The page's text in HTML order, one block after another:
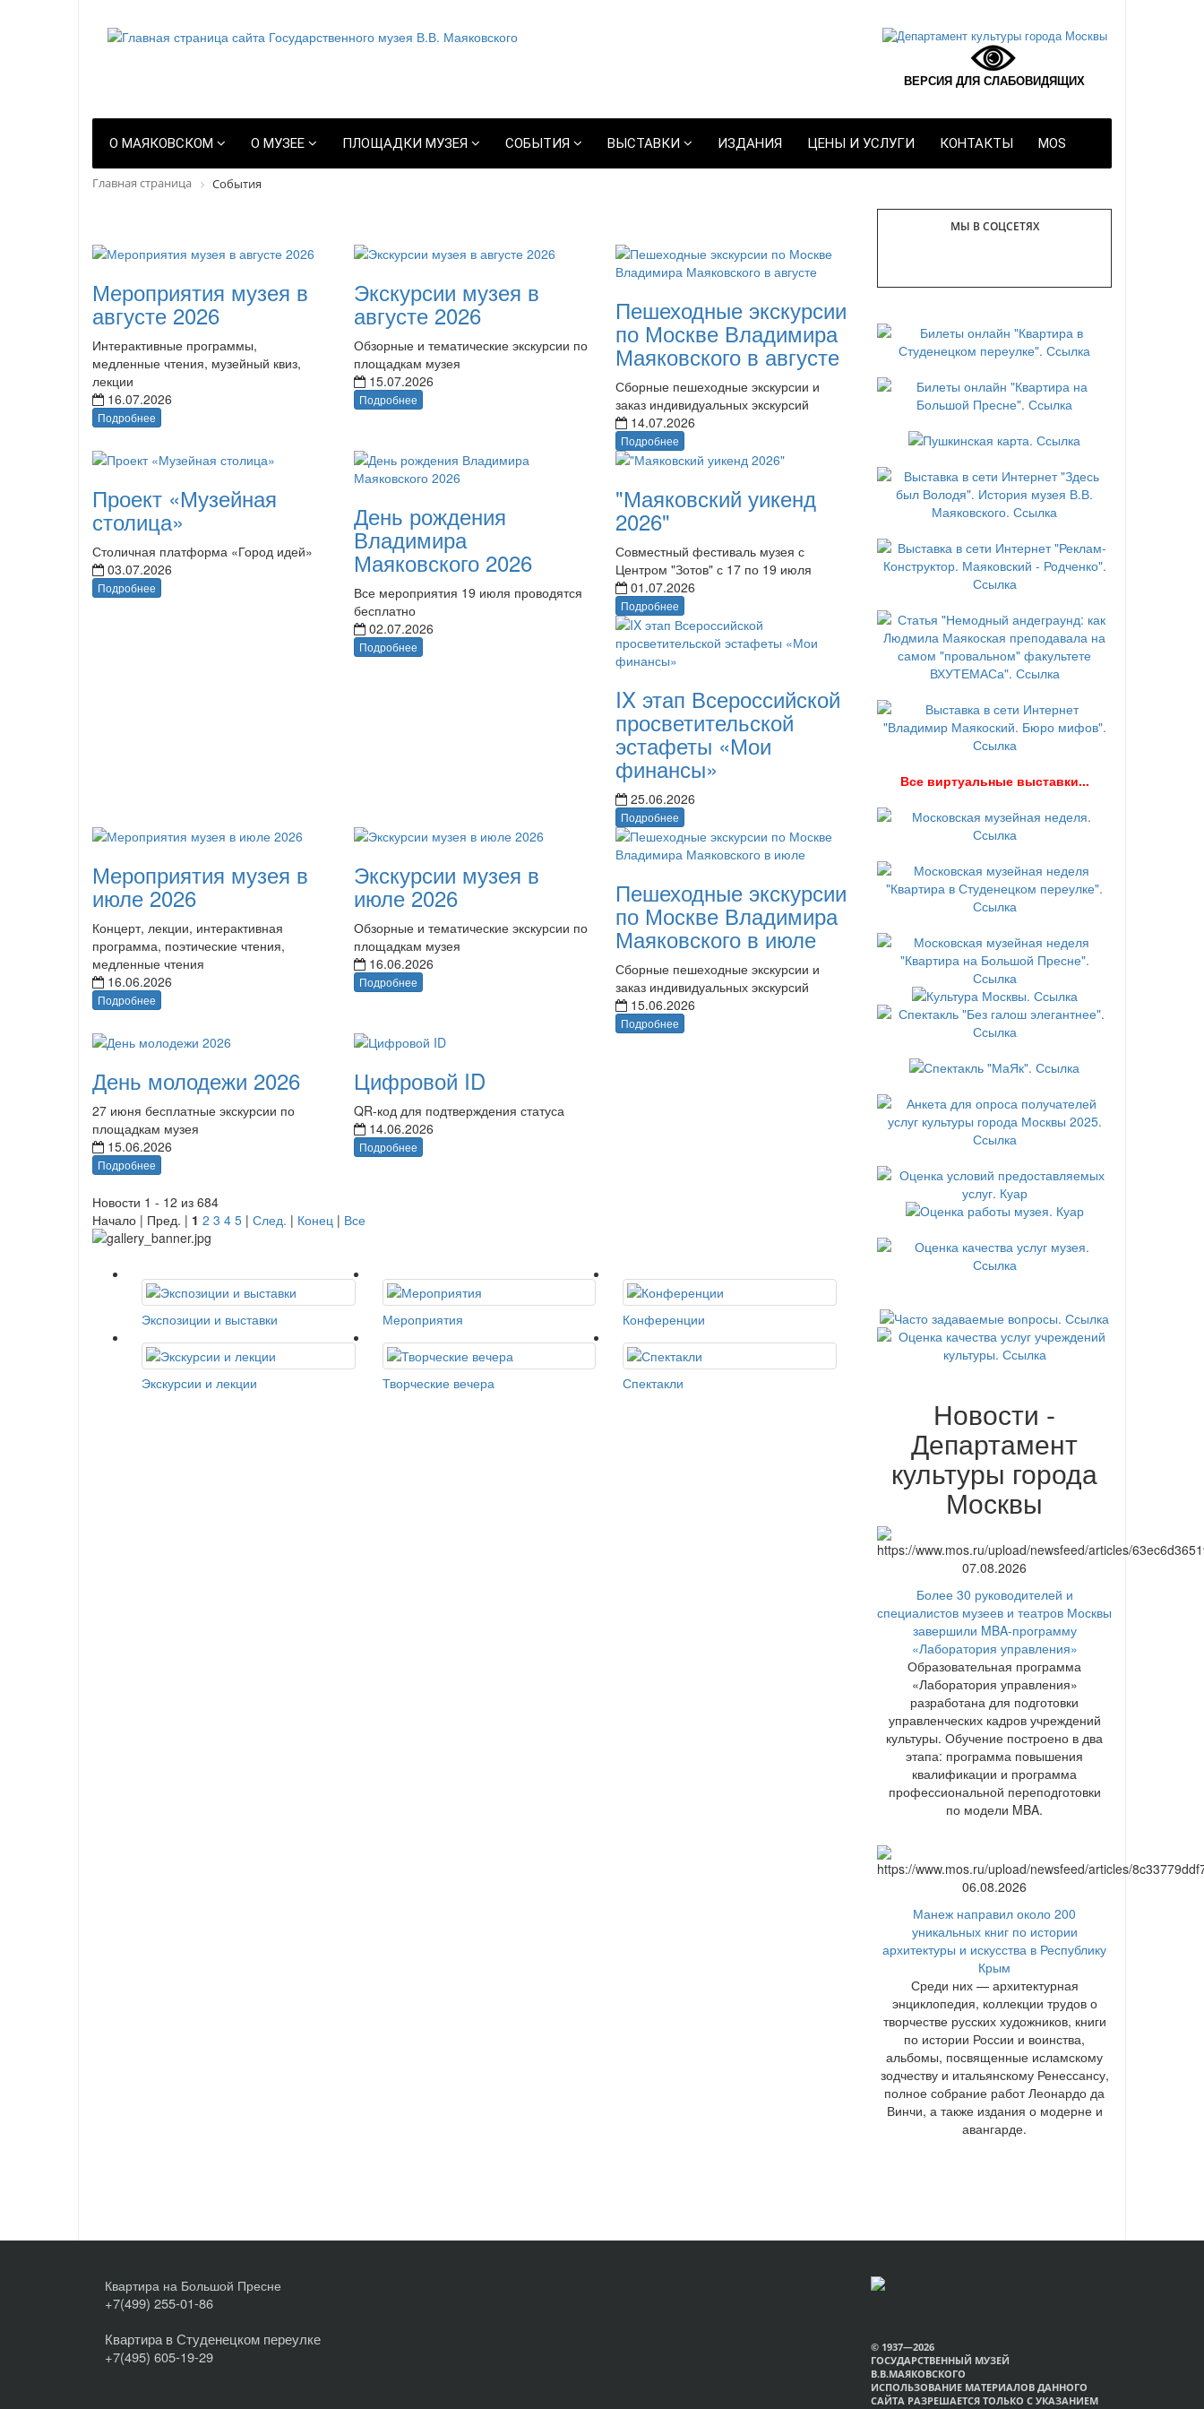
ВЕРСИЯ ДЛЯ СЛАБОВИДЯЩИХ
О МАЯКОВСКОМ О МУЗЕЕ ПЛОЩАДКИ МУЗЕЯ СОБЫТИЯ ВЫСТАВКИ ИЗДАНИЯ ЦЕНЫ И УСЛУГИ КОНТАКТЫ MOS
Главная страница События
Мероприятия музея в
августе 2026
Интерактивные программы,
медленные чтения, музейный квиз,
лекции
16.07.2026
Подробнее
Экскурсии музея в
августе 2026
Обзорные и тематические экскурсии по
площадкам музея
15.07.2026
Подробнее
Пешеходные экскурсии
по Москве Владимира
Маяковского в августе
Сборные пешеходные экскурсии и
заказ индивидуальных экскурсий
14.07.2026
Подробнее
Проект «Музейная
столица»
Столичная платформа «Город идей»
03.07.2026
Подробнее
День рождения
Владимира
Маяковского 2026
Все мероприятия 19 июля проводятся
бесплатно
02.07.2026
Подробнее
"Маяковский уикенд
2026"
Совместный фестиваль музея с
Центром "Зотов" с 17 по 19 июля
01.07.2026
Подробнее
IX этап Всероссийской
просветительской
эстафеты «Мои
финансы»
25.06.2026
Подробнее
Мероприятия музея в
июле 2026
Концерт, лекции, интерактивная
программа, поэтические чтения,
медленные чтения
16.06.2026
Подробнее
Экскурсии музея в
июле 2026
Обзорные и тематические экскурсии по
площадкам музея
16.06.2026
Подробнее
Пешеходные экскурсии
по Москве Владимира
Маяковского в июле
Сборные пешеходные экскурсии и
заказ индивидуальных экскурсий
15.06.2026
Подробнее
День молодежи 2026
27 июня бесплатные экскурсии по
площадкам музея
15.06.2026
Подробнее
Цифровой ID
QR-код для подтверждения статуса
14.06.2026
Подробнее
Новости 1 - 12 из 684
Начало | Пред. | 1 2 3 4 5 | След. | Конец | Все
Экспозиции и выставки Мероприятия Конференции
Экскурсии и лекции Творческие вечера Спектакли
МЫ В СОЦСЕТЯХ
Все виртуальные выставки...
Новости -
Департамент
культуры города
Москвы
07.08.2026
Более 30 руководителей и
специалистов музеев и театров Москвы
завершили MBA-программу
«Лаборатория управления»
Образовательная программа
«Лаборатория управления»
разработана для подготовки
управленческих кадров учреждений
культуры. Обучение построено в два
этапа: программа повышения
квалификации и программа
профессиональной переподготовки
по модели MBA.
06.08.2026
Манеж направил около 200
уникальных книг по истории
архитектуры и искусства в Республику
Крым
Среди них — архитектурная
энциклопедия, коллекции трудов о
творчестве русских художников, книги
по истории России и воинства,
альбомы, посвященные исламскому
зодчеству и итальянскому Ренессансу,
полное собрание работ Леонардо да
Винчи, а также издания о модерне и
авангарде.
© 1937—2026
ГОСУДАРСТВЕННЫЙ МУЗЕЙ
В.В.МАЯКОВСКОГО
ИСПОЛЬЗОВАНИЕ МАТЕРИАЛОВ ДАННОГО
САЙТА РАЗРЕШАЕТСЯ ТОЛЬКО С УКАЗАНИЕМ
Квартира на Большой Пресне
+7(499) 255-01-86
Квартира в Студенецком переулке
+7(495) 605-19-29